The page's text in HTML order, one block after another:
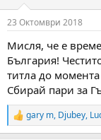
s
23 Октомври 2018
Мисля, че е
България!
титла до
Сбирай пари за
R
e
gary m, Djubey,